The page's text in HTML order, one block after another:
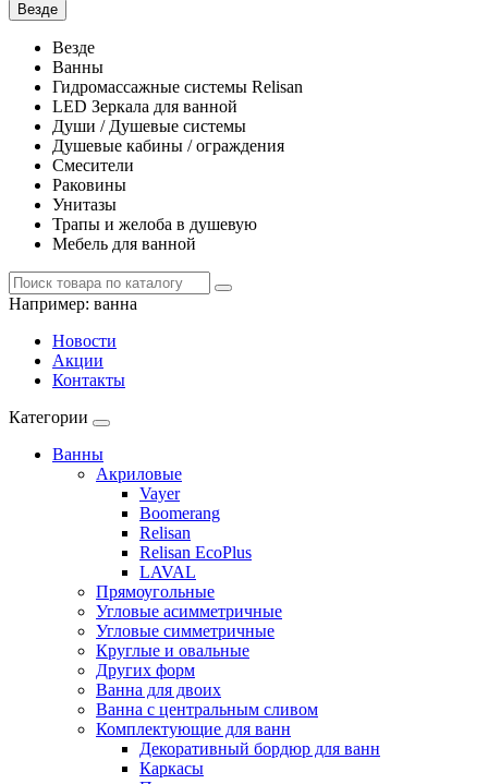
Везде
Везде
Ванны
Гидромассажные системы Relisan
LED Зеркала для ванной
Души / Душевые системы
Душевые кабины / ограждения
Смесители
Раковины
Унитазы
Трапы и желоба в душевую
Мебель для ванной
Например: ванна
Новости
Акции
Контакты
Категории
Ванны
Акриловые
Vayer
Boomerang
Relisan
Relisan EcoPlus
LAVAL
Прямоугольные
Угловые асимметричные
Угловые симметричные
Круглые и овальные
Других форм
Ванна для двоих
Ванна с центральным сливом
Комплектующие для ванн
Декоративный бордюр для ванн
Каркасы